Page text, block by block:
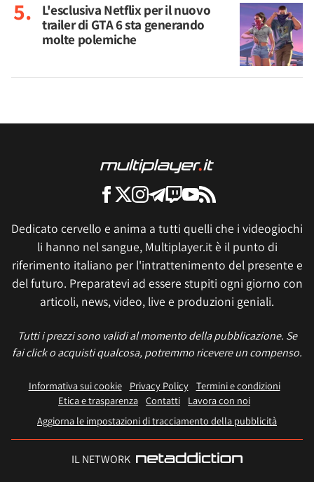
L'esclusiva Netflix per il nuovo
trailer di GTA 6 sta generando
molte polemiche
Dedicato cervello e anima a tutti quelli che i videogiochi
li hanno nel sangue, Multiplayer.it è il punto di
riferimento italiano per l'intrattenimento del presente e
del futuro. Preparatevi ad essere stupiti ogni giorno con
articoli, news, video, live e produzioni geniali.
Tutti i prezzi sono validi al momento della pubblicazione. Se
fai click o acquisti qualcosa, potremmo ricevere un compenso.
Informativa sui cookie Privacy Policy
Termini e condizioni
Etica e trasparenza Contatti
Lavora con noi
Aggiorna le impostazioni di tracciamento della pubblicità
IL NETWORK